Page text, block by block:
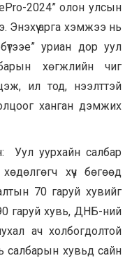
2024” олон улсын
Энэхүү арга хэмжээ нь
уриан дор уул
хөгжлийн чиг
ил тод, нээлттэй
ханган дэмжих
Уул уурхайн салбар
хүч бөгөөд
70 гаруй хувийг
гаруй хувь, ДНБ-ний
ач холбогдолтой
салбарын хувьд сайн